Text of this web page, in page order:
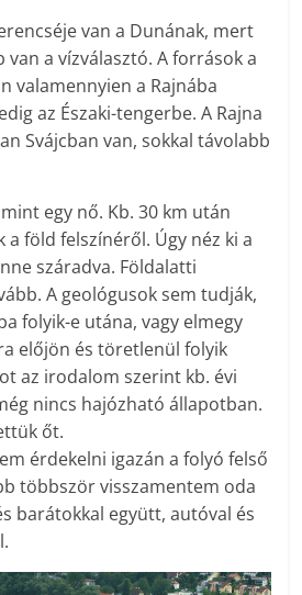
van a Dunának, mert
a vízválasztó. A források a
valamennyien a Rajnába
az Északi-tengerbe. A Rajna
Svájcban van, sokkal távolabb
egy nő. Kb. 30 km után
a föld felszínéről. Úgy néz ki a
száradva. Földalatti
A geológusok sem tudják,
folyik-e utána, vagy elmegy
előjön és töretlenül folyik
az irodalom szerint kb. évi
nincs hajózható állapotban.
őt.
érdekelni igazán a folyó felső
többször visszamentem oda
barátokkal együtt, autóval és